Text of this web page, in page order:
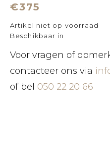
€375
Artikel niet op voorraad
Beschikbaar in
Voor vragen of
contacteer ons via
of bel 050 22 20 66